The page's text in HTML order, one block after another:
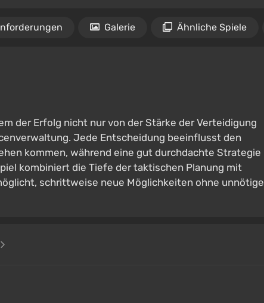
Galerie Ähnliche Spiele
der Erfolg nicht nur von der Stärke der Verteidigung
Jede Entscheidung beeinflusst den
kommen, während eine gut durchdachte Strategie
kombiniert die Tiefe der taktischen Planung mit
schrittweise neue Möglichkeiten ohne unnötige